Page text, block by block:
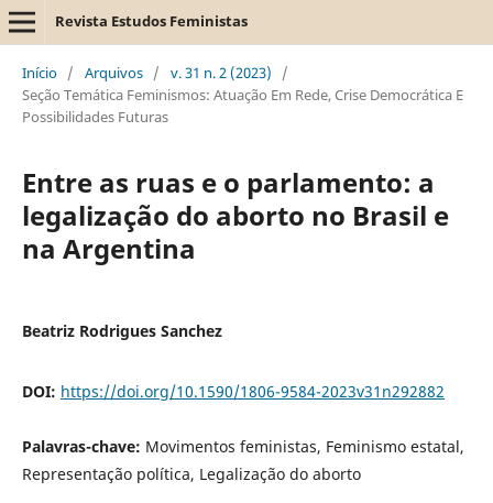
Revista Estudos Feministas
Início / Arquivos / v. 31 n. 2 (2023)
/
Seção Temática Feminismos: Atuação Em Rede, Crise Democrática E
Possibilidades Futuras
Entre as ruas e o parlamento: a
legalização do aborto no Brasil e
na Argentina
Beatriz Rodrigues Sanchez
DOI: https://doi.org/10.1590/1806-9584-2023v31n292882
Palavras-chave: Movimentos feministas, Feminismo estatal,
Representação política, Legalização do aborto